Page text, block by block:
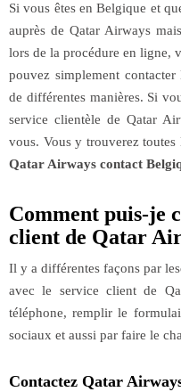
Si vous êtes en Belgique et
auprès de Qatar Airways
lors de la procédure en ligne,
pouvez simplement
de différentes manières. Si
service clientèle de Qatar
vous. Vous y trouverez toutes
Qatar Airways contact
Comment puis-je
client de Qatar
Il y a différentes façons par
avec le service client de
téléphone, remplir le
sociaux et aussi par faire le
Contactez Qatar